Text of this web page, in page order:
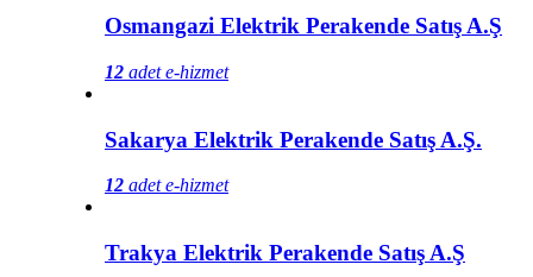
Osmangazi Elektrik Perakende Satış A.Ş
12 adet e-hizmet
Sakarya Elektrik Perakende Satış A.Ş.
12 adet e-hizmet
Trakya Elektrik Perakende Satış A.Ş